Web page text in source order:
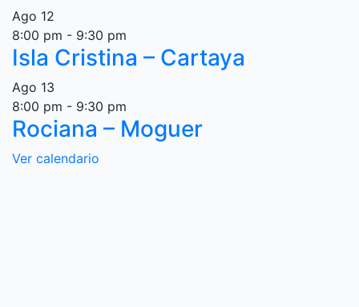
Ago 12
8:00 pm - 9:30 pm
Isla Cristina – Cartaya
Ago 13
8:00 pm - 9:30 pm
Rociana – Moguer
Ver calendario